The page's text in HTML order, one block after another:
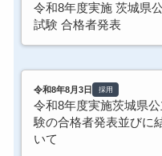
令和8年度実施 茨城県
試験 合格者発表
令和8年8月3日 採用
令和8年度実施茨城県
験の合格者発表並びに
いて